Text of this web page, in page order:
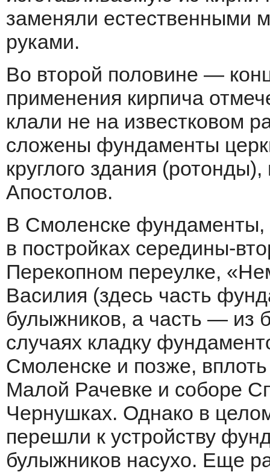
заменяли естественными
руками.
Во второй половине —
применения кирпича
клали не на известковом
сложены фундаменты
круглого здания
Апостолов.
В Смоленске фундаменты,
в постройках середины-
Перекопном переулке,
Василия (здесь часть
булыжников, а часть — из
случаях кладку
Смоленске и позже,
Малой Рачевке и соборе
Чернушках. Однако в
перешли к устройству
булыжников насухо. Еще